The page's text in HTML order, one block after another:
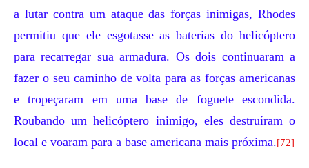
a lutar contra um ataque das forças inimigas, Rhodes
permitiu que ele esgotasse as baterias do helicóptero
para recarregar sua armadura. Os dois continuaram a
fazer o seu caminho de volta para as forças americanas
e tropeçaram em uma base de foguete escondida.
Roubando um helicóptero inimigo, eles destruíram o
local e voaram para a base americana mais próxima.[72]